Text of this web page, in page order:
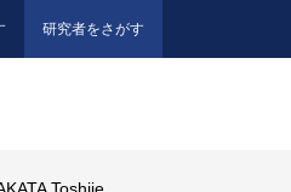
研究者をさがす